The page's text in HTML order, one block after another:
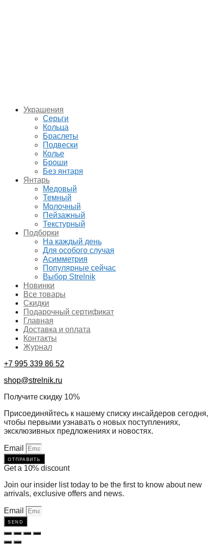
Украшения
Серьги
Кольца
Браслеты
Подвески
Колье
Броши
Без янтаря
Янтарь
Медовый
Темный
Молочный
Пейзажный
Текстурный
Подборки
На каждый день
Для особого случая
Асимметрия
Популярные сейчас
Выбор Strelnik
Новинки
Все товары
Скидки
Подарочный сертификат
Главная
Доставка и оплата
Контакты
Журнал
+7 995 339 86 52
shop@strelnik.ru
Получите скидку 10%
Присоединяйтесь к нашему списку инсайдеров сегодня,
чтобы первыми узнавать о новых поступлениях,
эксклюзивных предложениях и новостях.
Email
отправить
Get a 10% discount
Join our insider list today to be the first to know about new
arrivals, exclusive offers and news.
Email
send